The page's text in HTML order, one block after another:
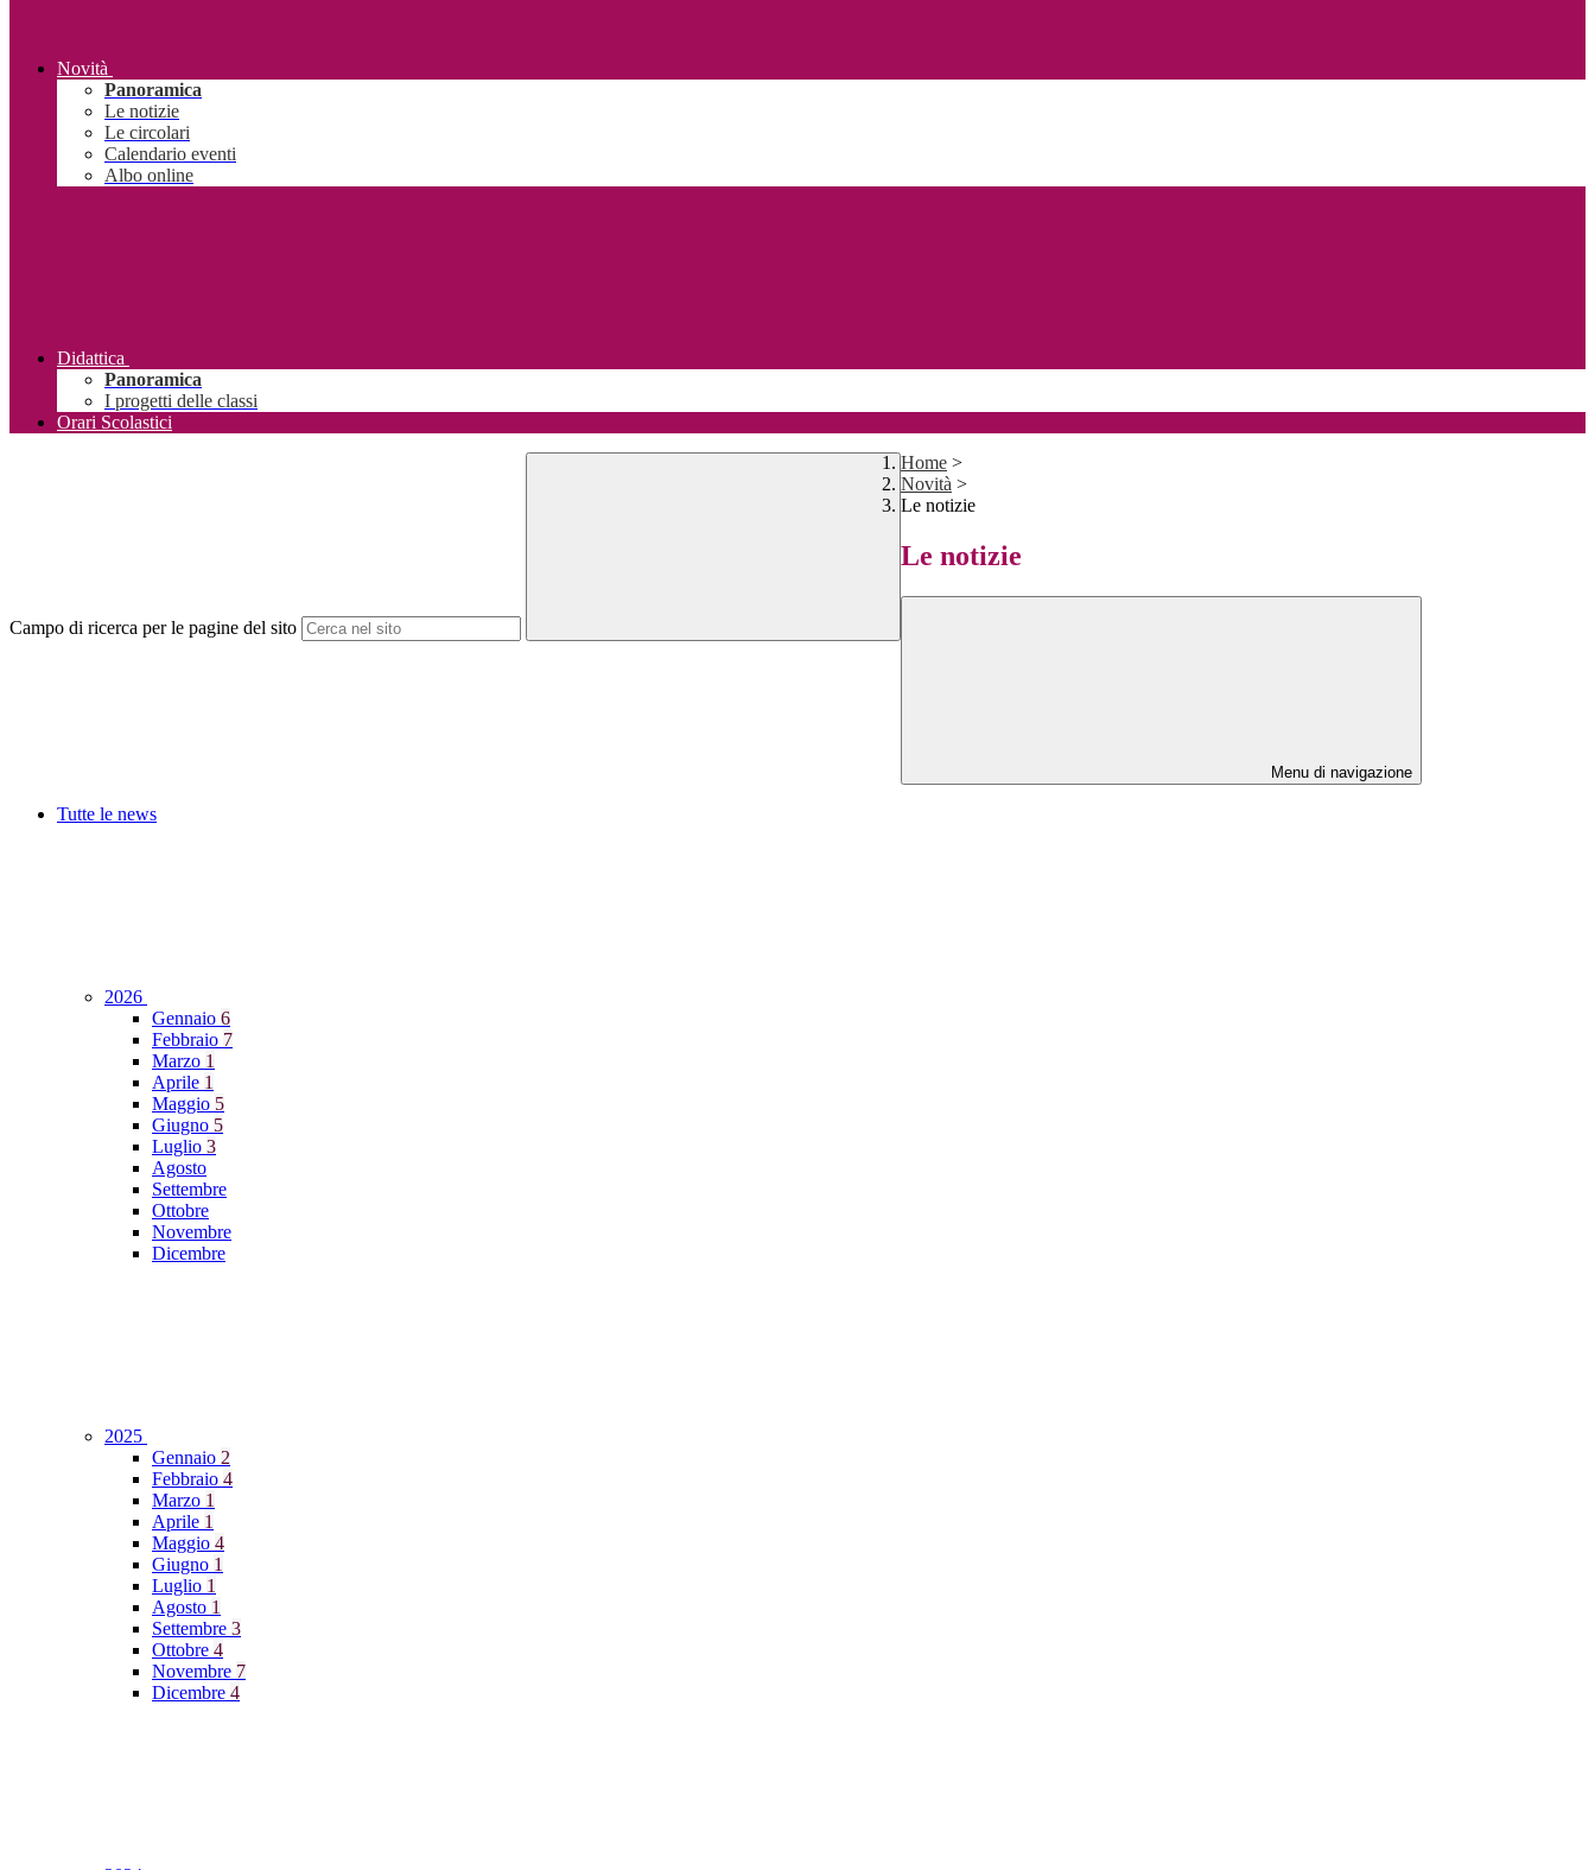
Novità
Panoramica
Le notizie
Le circolari
Calendario eventi
Albo online
Didattica
Panoramica
I progetti delle classi
Orari Scolastici
Campo di ricerca per le pagine del sito
Home >
Novità >
Le notizie
Le notizie
Menu di navigazione
Tutte le news
2026
Gennaio 6
Febbraio 7
Marzo 1
Aprile 1
Maggio 5
Giugno 5
Luglio 3
Agosto
Settembre
Ottobre
Novembre
Dicembre
2025
Gennaio 2
Febbraio 4
Marzo 1
Aprile 1
Maggio 4
Giugno 1
Luglio 1
Agosto 1
Settembre 3
Ottobre 4
Novembre 7
Dicembre 4